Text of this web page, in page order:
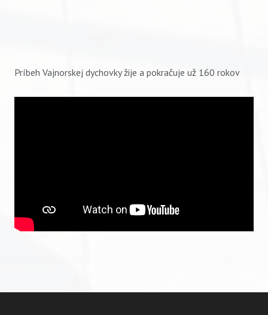
Príbeh Vajnorskej dychovky žije a pokračuje už 160 rokov